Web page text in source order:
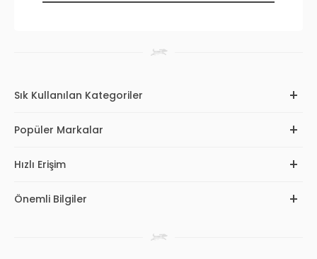
Sık Kullanılan Kategoriler
Popüler Markalar
Hızlı Erişim
Önemli Bilgiler